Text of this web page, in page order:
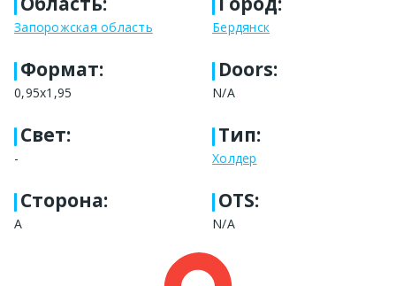
Запорожская область Бердянск
Формат:
0,95х1,95
Doors:
N/A
Свет:
-
Тип:
Холдер
Сторона:
A
OTS:
N/A